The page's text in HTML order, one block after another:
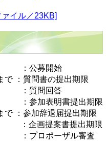
イル／23KB]
：公募開始
で ：質問書の提出期限
：質問回答
参加表明書提出期限
で ：参加辞退届提出期限
企画提案書提出期限
：プロポーザル審査